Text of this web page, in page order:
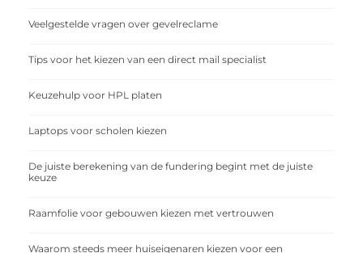
Veelgestelde vragen over gevelreclame
Tips voor het kiezen van een direct mail specialist
Keuzehulp voor HPL platen
Laptops voor scholen kiezen
De juiste berekening van de fundering begint met de juiste
keuze
Raamfolie voor gebouwen kiezen met vertrouwen
Waarom steeds meer huiseigenaren kiezen voor een